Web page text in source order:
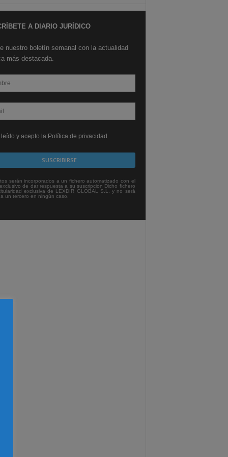
A DIARIO JURÍDICO
nuestro boletín semanal con la actualidad
más destacada.
y acepto la Política de privacidad
serán incorporados a un fichero automatizado con el
de dar respuesta a su suscripción Dicho fichero
exclusiva de LEXDIR GLOBAL S.L. y no será
un tercero en ningún caso.